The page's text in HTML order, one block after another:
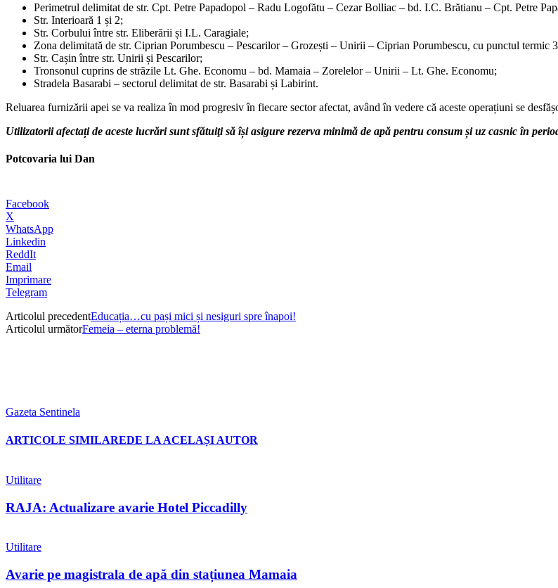
Perimetrul delimitat de str. Cpt. Petre Papadopol – Radu Logofătu – Cezar Bolliac – bd. I.C. Brătianu – Cpt. Petre
Str. Interioară 1 și 2;
Str. Corbului între str. Eliberării și I.L. Caragiale;
Zona delimitată de str. Ciprian Porumbescu – Pescarilor – Grozești – Unirii – Ciprian Porumbescu, cu punctul termic
Str. Cașin între str. Unirii și Pescarilor;
Tronsonul cuprins de străzile Lt. Ghe. Economu – bd. Mamaia – Zorelelor – Unirii – Lt. Ghe. Economu;
Stradela Basarabi – sectorul delimitat de str. Basarabi și Labirint.
Reluarea furnizării apei se va realiza în mod progresiv în fiecare sector afectat, având în vedere că aceste operațiuni se
Utilizatorii afectați de aceste lucrări sunt sfătuiţi să își asigure rezerva minimă de apă pentru consum și uz casnic în
Potcovaria lui Dan
Facebook
X
WhatsApp
Linkedin
ReddIt
Email
Imprimare
Telegram
Articolul precedentEducația…cu pași mici și nesiguri spre înapoi!
Articolul următorFemeia – eterna problemă!
Gazeta Sentinela
ARTICOLE SIMILAREDE LA ACELAȘI AUTOR
Utilitare
RAJA: Actualizare avarie Hotel Piccadilly
Utilitare
Avarie pe magistrala de apă din stațiunea Mamaia